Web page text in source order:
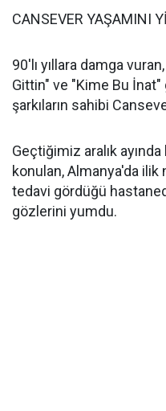
CANSEVER YAŞAMINI
90'lı yıllara damga
Gittin" ve "Kime Bu
şarkıların sahibi
Geçtiğimiz aralık
konulan, Almanya'da ilik
tedavi gördüğü
gözlerini yumdu.